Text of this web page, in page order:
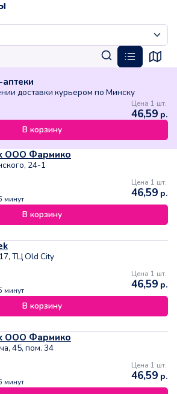
доставки курьером по Минску
Цена 1 шт.
46,59 р.
В корзину
ООО Фармико
24-1
минут
Цена 1 шт.
46,59 р.
В корзину
ТЦ Old City
минут
Цена 1 шт.
46,59 р.
В корзину
ООО Фармико
45, пом. 34
минут
Цена 1 шт.
46,59 р.